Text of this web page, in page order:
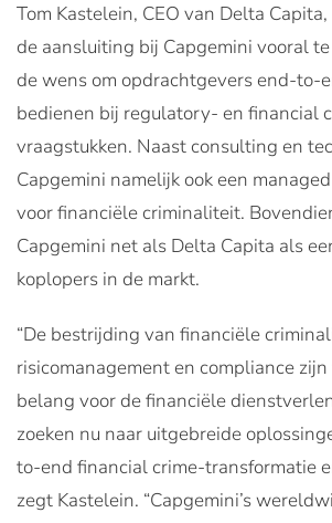
Tom Kastelein, CEO van Delta
de aansluiting bij Capgemini vooral
de wens om opdrachtgevers end-to-
bedienen bij regulatory- en financial
vraagstukken. Naast consulting en
Capgemini namelijk ook een
voor financiële criminaliteit.
Capgemini net als Delta Capita als
koplopers in de markt.
“De bestrijding van financiële
risicomanagement en compliance
belang voor de financiële
zoeken nu naar uitgebreide
to-end financial crime-transformatie
zegt Kastelein. “Capgemini’s